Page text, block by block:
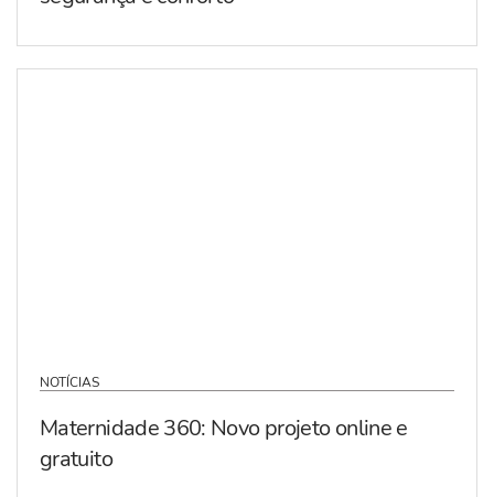
NOTÍCIAS
Maternidade 360: Novo projeto online e
gratuito